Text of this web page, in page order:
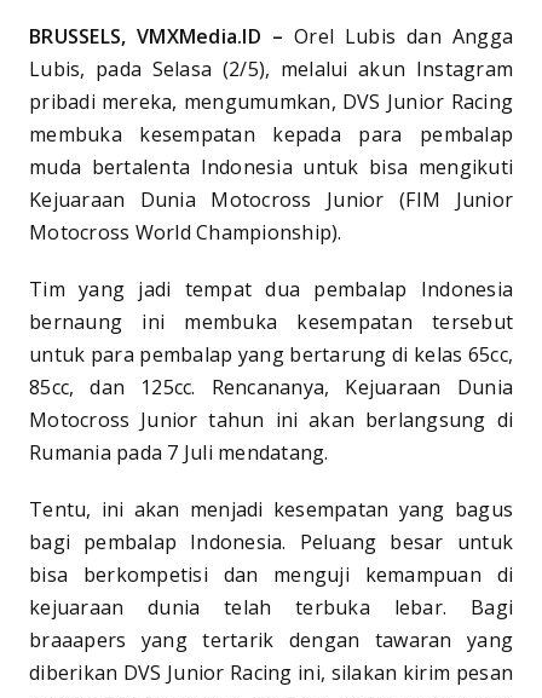
BRUSSELS, VMXMedia.ID – Orel Lubis dan Angga
Lubis, pada Selasa (2/5), melalui akun Instagram
pribadi mereka, mengumumkan, DVS Junior Racing
membuka kesempatan kepada para pembalap
muda bertalenta Indonesia untuk bisa mengikuti
Kejuaraan Dunia Motocross Junior (FIM Junior
Motocross World Championship).
Tim yang jadi tempat dua pembalap Indonesia
bernaung ini membuka kesempatan tersebut
untuk para pembalap yang bertarung di kelas 65cc,
85cc, dan 125cc. Rencananya, Kejuaraan Dunia
Motocross Junior tahun ini akan berlangsung di
Rumania pada 7 Juli mendatang.
Tentu, ini akan menjadi kesempatan yang bagus
bagi pembalap Indonesia. Peluang besar untuk
bisa berkompetisi dan menguji kemampuan di
kejuaraan dunia telah terbuka lebar. Bagi
braaapers yang tertarik dengan tawaran yang
diberikan DVS Junior Racing ini, silakan kirim pesan